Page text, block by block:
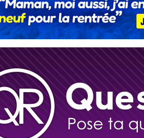
Nouvelle
61 personnes
Il reste 49
Ariel vient de
Nathaniel vient
6
2
10 personnes
Il reste 49